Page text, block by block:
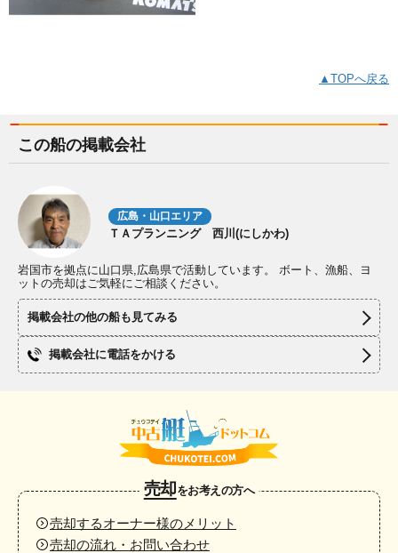
▲TOPへ戻る
この船の掲載会社
広島・山口エリア
ＴＡプランニング 西川(にしかわ)
岩国市を拠点に山口県,広島県で活動しています。 ボート、漁船、ヨ
ットの売却はご気軽にご相談ください。
掲載会社の他の船も見てみる
掲載会社に電話をかける
売却をお考えの方へ
売却するオーナー様のメリット
売却の流れ・お問い合わせ